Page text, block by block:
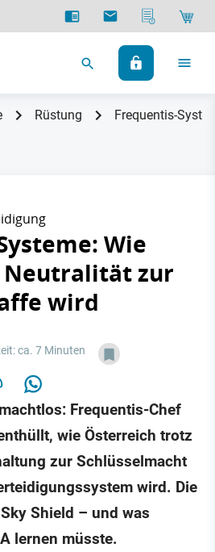
Rüstung Frequentis-
Wie
Neutralität zur
wird
ca. 7 Minuten
Frequentis-Chef
wie Österreich trotz
zur Schlüsselmacht
wird. Die
Shield – und was
lernen müsste.